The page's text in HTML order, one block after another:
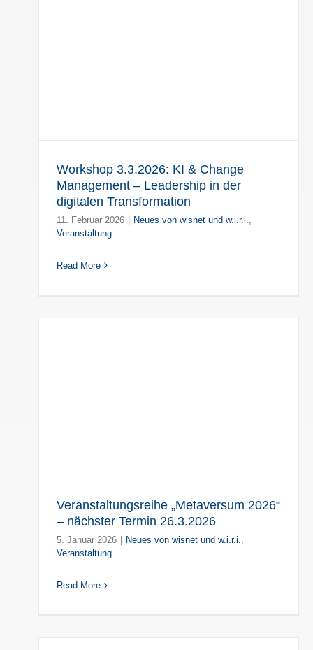
Workshop 3.3.2026: KI & Change
Management – Leadership in der
digitalen Transformation
11. Februar 2026 | Neues von wisnet und w.i.r.i.
Veranstaltung
Read More
Veranstaltungsreihe „Metaversum 2026“
– nächster Termin 26.3.2026
5. Januar 2026 Neues von wisnet und w.i.r.i.,
Veranstaltung
Read More